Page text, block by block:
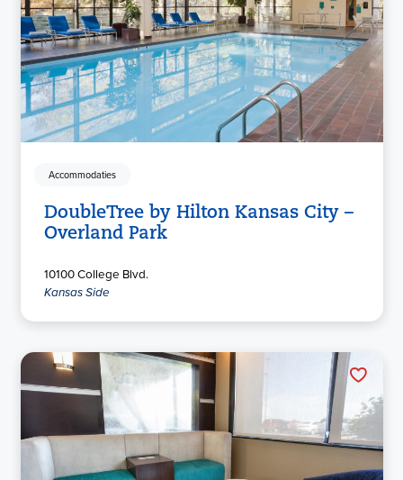
Accommodaties
DoubleTree by Hilton Kansas City –
Overland Park
10100 College Blvd.
Kansas Side